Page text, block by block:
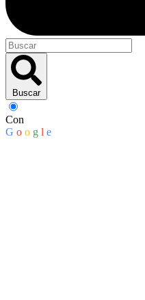
Buscar
Con
G o o g l e